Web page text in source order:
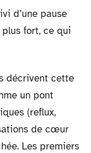
d’une pause
fort, ce qui
décrivent cette
un pont
(reflux,
de cœur
Les premiers